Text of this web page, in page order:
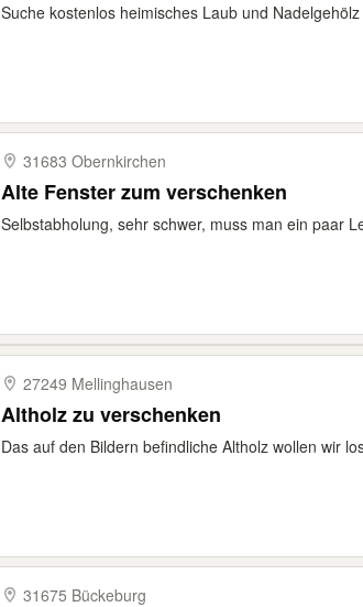
Suche kostenlos heimisches Laub und
31683 Obernkirchen
Alte Fenster zum verschenken
Selbstabholung, sehr schwer, muss man ein paar
27249 Mellinghausen
Altholz zu verschenken
Das auf den Bildern befindliche Altholz wollen wir
31675 Bückeburg